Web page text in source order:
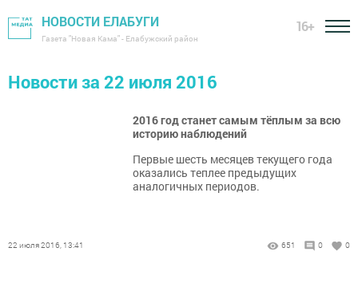
НОВОСТИ ЕЛАБУГИ
Газета "Новая Кама" - Елабужский район
16+
Новости за 22 июля 2016
2016 год станет самым тёплым за всю
историю наблюдений
Первые шесть месяцев текущего года
оказались теплее предыдущих
аналогичных периодов.
22 июля 2016, 13:41 651 0 0